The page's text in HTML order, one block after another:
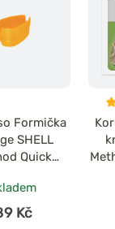
Formička
SHELL
Quick
Kč